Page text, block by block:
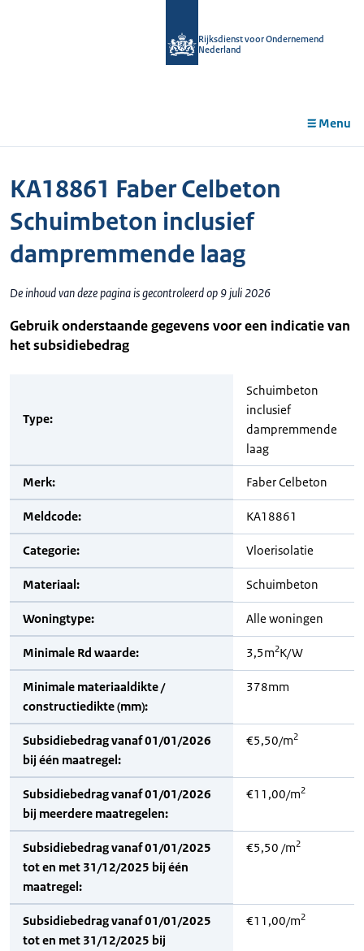
Rijksdienst voor Ondernemend
Nederland
Menu
KA18861 Faber Celbeton
Schuimbeton inclusief
dampremmende laag
De inhoud van deze pagina is gecontroleerd op 9 juli 2026
Gebruik onderstaande gegevens voor een indicatie van
het subsidiebedrag
Type:
Schuimbeton
inclusief
dampremmende
laag
Merk: Faber Celbeton
Meldcode: KA18861
Categorie: Vloerisolatie
Materiaal: Schuimbeton
Woningtype: Alle woningen
Minimale Rd waarde: 3,5m2K/W
Minimale materiaaldikte /
constructiedikte (mm):
378mm
Subsidiebedrag vanaf 01/01/2026
bij één maatregel:
€5,50/m2
Subsidiebedrag vanaf 01/01/2026
bij meerdere maatregelen:
€11,00/m2
Subsidiebedrag vanaf 01/01/2025
tot en met 31/12/2025 bij één
maatregel:
€5,50 /m2
Subsidiebedrag vanaf 01/01/2025
tot en met 31/12/2025 bij
€11,00/m2